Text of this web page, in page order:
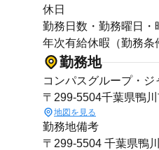
休日
勤務日数・勤務曜日・
年次有給休暇（勤務条
勤務地
コンパスグループ・
〒299-5504千葉県鴨
地図を見る
勤務地備考
〒299-5504 千葉県鴨